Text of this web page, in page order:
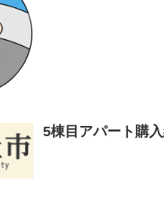
5棟目アパート購